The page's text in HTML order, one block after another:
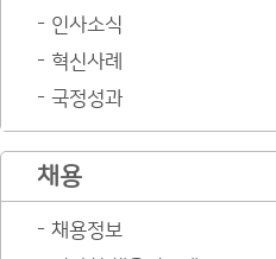
인사소식
혁신사례
국정성과
채용
채용정보